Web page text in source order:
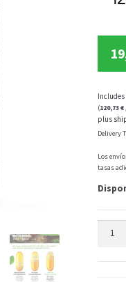
Includes
(120,73€
plus
Delivery
Los
tasas